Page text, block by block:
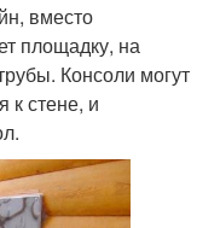
вместо
площадку, на
Консоли могут
к стене, и